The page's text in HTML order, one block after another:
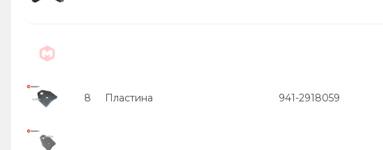
8 Пластина 941-2918059